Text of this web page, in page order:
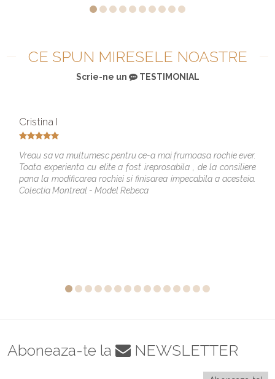
CE SPUN MIRESELE NOASTRE
Scrie-ne un TESTIMONIAL
Cristina I
Vreau sa va multumesc pentru ce-a mai frumoasa rochie ever.
Toata experienta cu elite a fost ireprosabila , de la consiliere
pana la modificarea rochiei si finisarea impecabila a acesteia.
Colectia Montreal - Model Rebeca
Aboneaza-te la NEWSLETTER